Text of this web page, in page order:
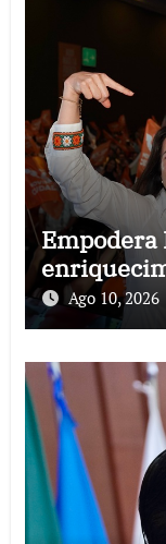
Empodera
Ago 10, 2026